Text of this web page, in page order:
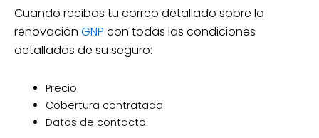
Cuando recibas tu correo detallado sobre la
renovación GNP con todas las condiciones
detalladas de su seguro:
Precio.
Cobertura contratada.
Datos de contacto.